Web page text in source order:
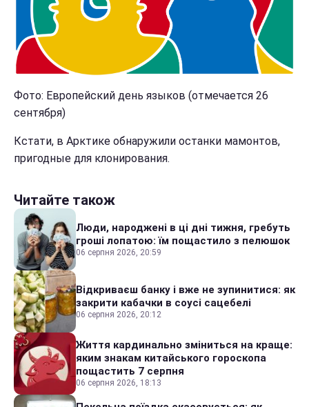
Фото: Европейский день языков (отмечается 26
сентября)
Кстати, в Арктике обнаружили останки мамонтов,
пригодные для клонирования.
Читайте також
Люди, народжені в ці дні тижня, гребуть
гроші лопатою: їм пощастило з пелюшок
06 серпня 2026, 20:59
Відкриваєш банку і вже не зупинитися: як
закрити кабачки в соусі сацебелі
06 серпня 2026, 20:12
Життя кардинально зміниться на краще:
яким знакам китайського гороскопа
пощастить 7 серпня
06 серпня 2026, 18:13